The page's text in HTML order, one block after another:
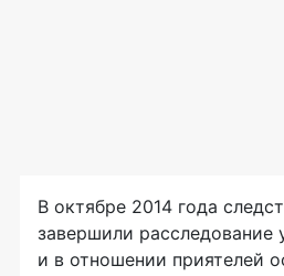
В октябре 2014 года
завершили расследование
и в отношении приятелей